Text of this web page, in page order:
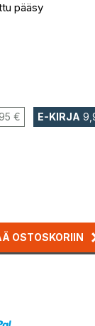
pääsy
€ E-KIRJA
OSTOSKORIIN